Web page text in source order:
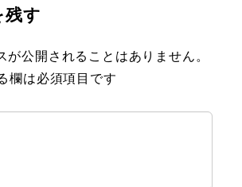
残す
が公開されることはありません。
欄は必須項目です